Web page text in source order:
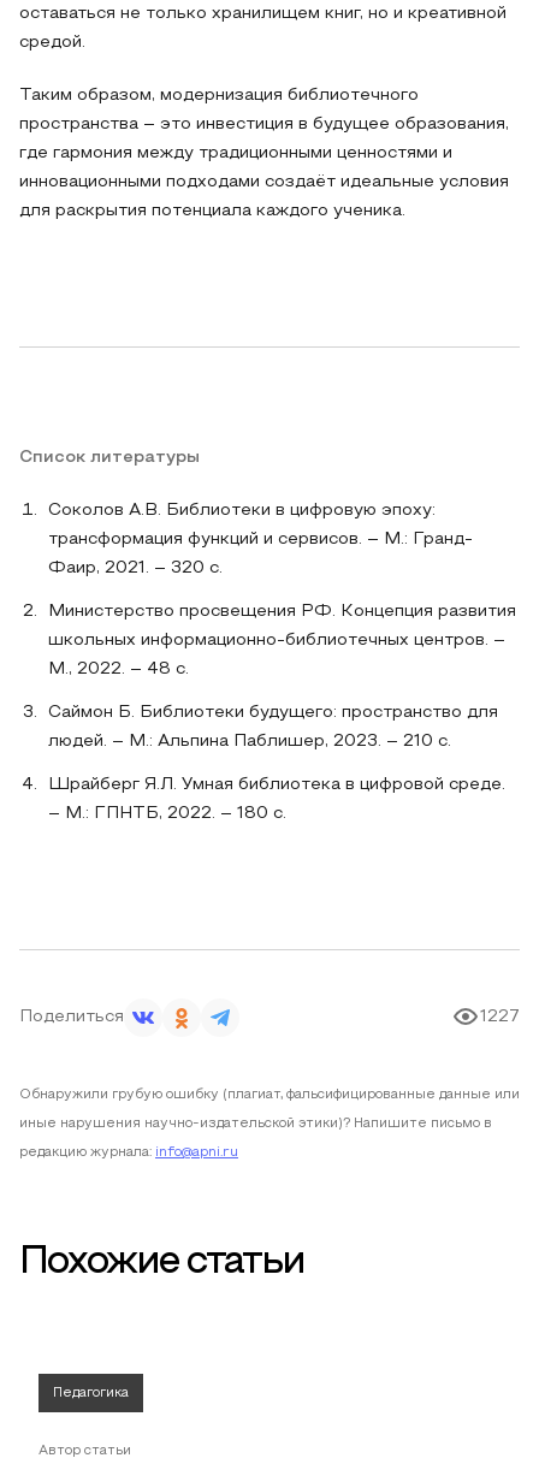
оставаться не только хранилищем книг, но и креативной
средой.
Таким образом, модернизация библиотечного
пространства – это инвестиция в будущее образования,
где гармония между традиционными ценностями и
инновационными подходами создаёт идеальные условия
для раскрытия потенциала каждого ученика.
Список литературы
Соколов А.В. Библиотеки в цифровую эпоху:
трансформация функций и сервисов. – М.: Гранд-
Фаир, 2021. – 320 с.
Министерство просвещения РФ. Концепция развития
школьных информационно-библиотечных центров. –
М., 2022. – 48 с.
Саймон Б. Библиотеки будущего: пространство для
людей. – М.: Альпина Паблишер, 2023. – 210 с.
Шрайберг Я.Л. Умная библиотека в цифровой среде.
– М.: ГПНТБ, 2022. – 180 с.
Поделиться 1227
Обнаружили грубую ошибку (плагиат, фальсифицированные данные или
иные нарушения научно-издательской этики)? Напишите письмо в
редакцию журнала: info@apni.ru
Похожие статьи
Педагогика
Автор статьи